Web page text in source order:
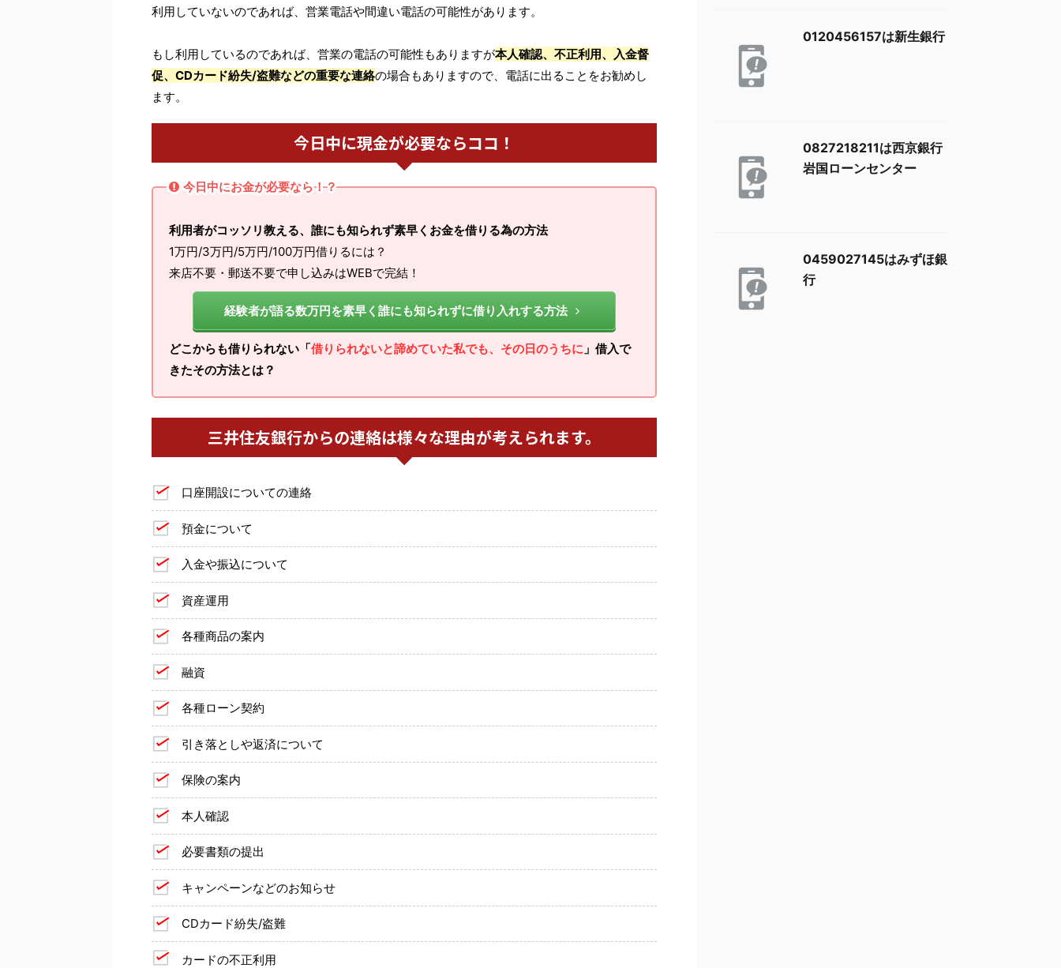
利用していないのであれば、営業電話や間違い電話の可能性があります。
もし利用しているのであれば、営業の電話の可能性もありますが本人確認、不正利用、入金督
促、CDカード紛失/盗難などの重要な連絡の場合もありますので、電話に出ることをお勧めし
ます。
今日中に現金が必要ならココ！
今日中にお金が必要なら！？
利用者がコッソリ教える、誰にも知られず素早くお金を借りる為の方法
1万円/3万円/5万円/100万円借りるには？
来店不要・郵送不要で申し込みはWEBで完結！
経験者が語る数万円を素早く誰にも知られずに借り入れする方法
どこからも借りられない「借りられないと諦めていた私でも、その日のうちに 」借入で
きたその方法とは？
三井住友銀行からの連絡は様々な理由が考えられます。
口座開設についての連絡
預金について
入金や振込について
資産運用
各種商品の案内
融資
各種ローン契約
引き落としや返済について
保険の案内
本人確認
必要書類の提出
キャンペーンなどのお知らせ
CDカード紛失/盗難
カードの不正利用
0120456157は新生銀行
0827218211は西京銀行
岩国ローンセンター
0459027145はみずほ銀
行